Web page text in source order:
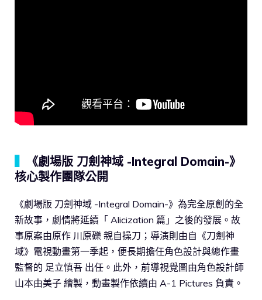
《劇場版 刀劍神域 -Integral Domain-》
核心製作團隊公開
《劇場版 刀劍神域 -Integral Domain-》為完全原創的全
新故事，劇情將延續「 Alicization 篇」之後的發展。故
事原案由原作 川原礫 親自操刀；導演則由自《刀劍神
域》電視動畫第一季起，便長期擔任角色設計與總作畫
監督的 足立慎吾 出任。此外，前導視覺圖由角色設計師
山本由美子 繪製，動畫製作依續由 A-1 Pictures 負責。